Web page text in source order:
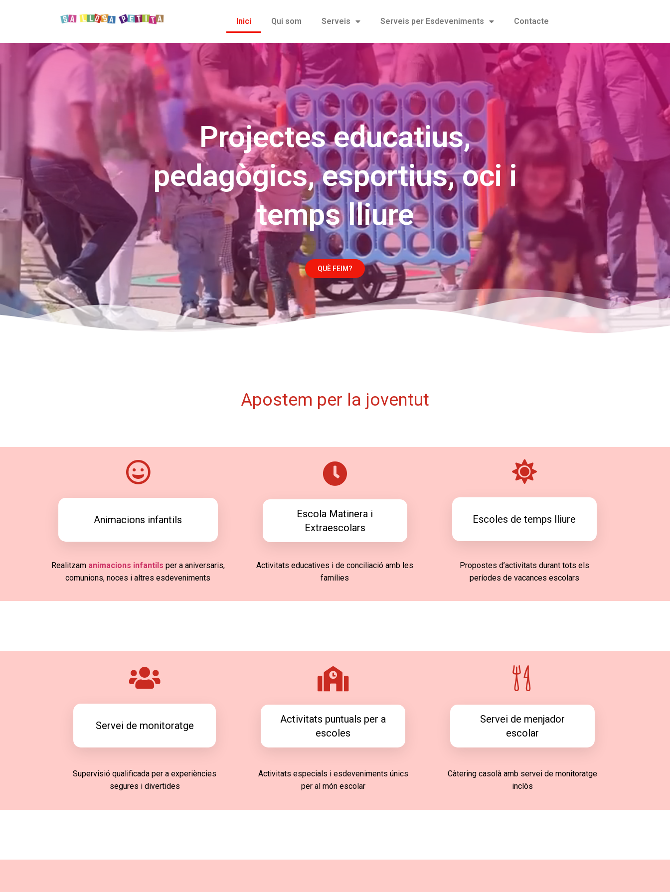
Inici Qui som Serveis Serveis per Esdeveniments Contacte
Projectes educatius,
pedagògics, esportius, oci i
temps lliure
QUÈ FEIM?
Apostem per la joventut
Animacions infantils
Realitzam animacions infantils per a aniversaris,
comunions, noces i altres esdeveniments
Escola Matinera i
Extraescolars
Activitats educatives i de conciliació amb les
famílies
Escoles de temps lliure
Propostes d’activitats durant tots els
períodes de vacances escolars
Servei de monitoratge
Supervisió qualificada per a experiències
segures i divertides
Activitats puntuals per a
escoles
Activitats especials i esdeveniments únics
per al món escolar
Servei de menjador
escolar
Càtering casolà amb servei de monitoratge
inclòs